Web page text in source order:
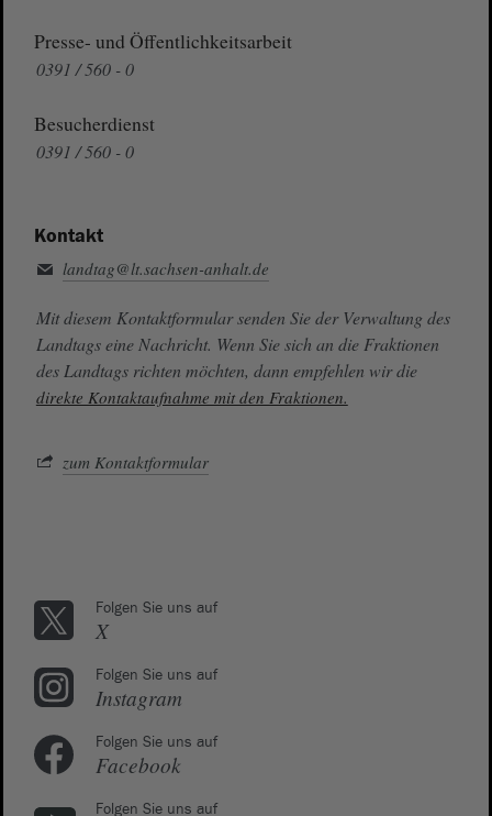
Presse- und Öffentlichkeitsarbeit
0391 / 560 - 0
Besucherdienst
0391 / 560 - 0
Kontakt
landtag@lt.sachsen-anhalt.de
Mit diesem Kontaktformular senden Sie der Verwaltung des
Landtags eine Nachricht. Wenn Sie sich an die Fraktionen
des Landtags richten möchten, dann empfehlen wir die
direkte Kontaktaufnahme mit den Fraktionen.
zum Kontaktformular
Folgen Sie uns auf
X
Folgen Sie uns auf
Instagram
Folgen Sie uns auf
Facebook
Folgen Sie uns auf